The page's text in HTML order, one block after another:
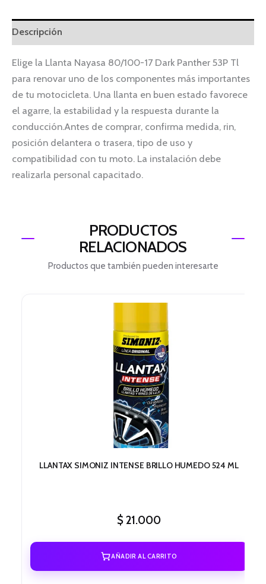
Descripción
Elige la Llanta Nayasa 80/100-17 Dark Panther 53P Tl
para renovar uno de los componentes más importantes
de tu motocicleta. Una llanta en buen estado favorece
el agarre, la estabilidad y la respuesta durante la
conducción.Antes de comprar, confirma medida, rin,
posición delantera o trasera, tipo de uso y
compatibilidad con tu moto. La instalación debe
realizarla personal capacitado.
PRODUCTOS
RELACIONADOS
Productos que también pueden interesarte
LLANTAX SIMONIZ INTENSE BRILLO HUMEDO 524 ML
$21.000
AÑADIR AL CARRITO